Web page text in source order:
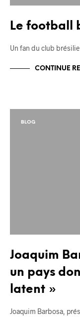
Le football
Un fan du club
CONTINUE
BLOG
Joaquim
un pays
latent »
Joaquim Barbosa,